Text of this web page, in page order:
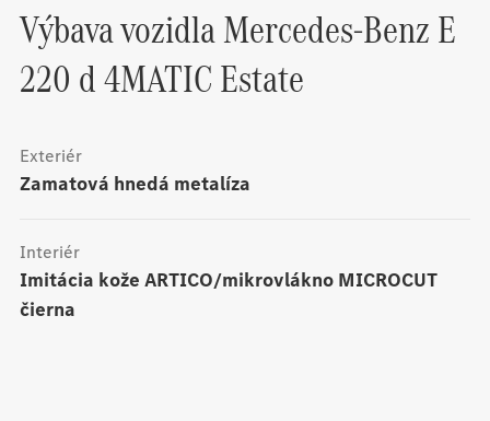
Výbava vozidlaMercedes-BenzE
220 d 4MATIC Estate
zamatová hnedá metalíza
Exteriér
Imitácia kože ARTICO/mikrovlákno MICROCUT
čierna
Interiér